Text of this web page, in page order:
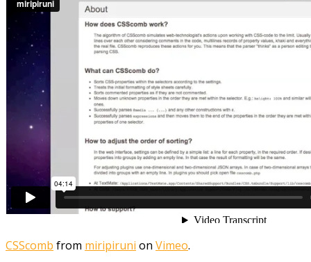
CSScomb from miripiruni on Vimeo.